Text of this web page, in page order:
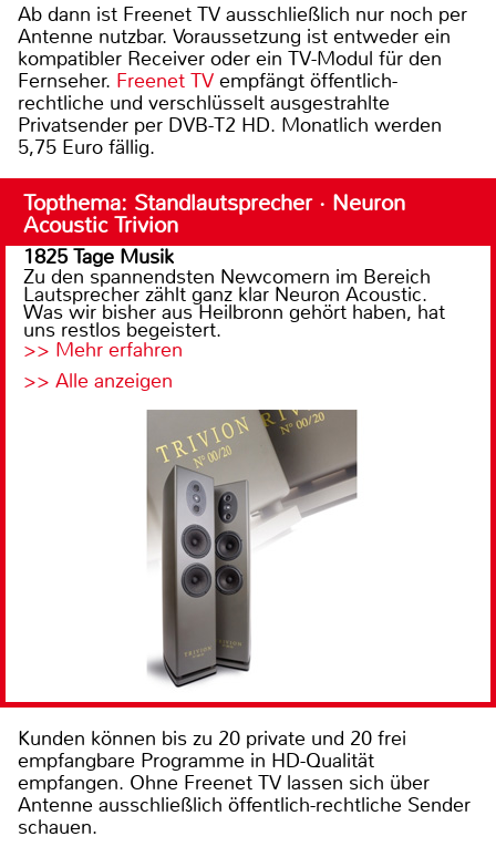
Ab dann ist Freenet TV ausschließlich nur noch per
Antenne nutzbar. Voraussetzung ist entweder ein
kompatibler Receiver oder ein TV-Modul für den
Fernseher. Freenet TV empfängt öffentlich-
rechtliche und verschlüsselt ausgestrahlte
Privatsender per DVB-T2 HD. Monatlich werden
5,75 Euro fällig.
Topthema: Standlautsprecher · Neuron
Acoustic Trivion
1825 Tage Musik
Zu den spannendsten Newcomern im Bereich
Lautsprecher zählt ganz klar Neuron Acoustic.
Was wir bisher aus Heilbronn gehört haben, hat
uns restlos begeistert.
>> Mehr erfahren
>> Alle anzeigen
Kunden können bis zu 20 private und 20 frei
empfangbare Programme in HD-Qualität
empfangen. Ohne Freenet TV lassen sich über
Antenne ausschließlich öffentlich-rechtliche Sender
schauen.